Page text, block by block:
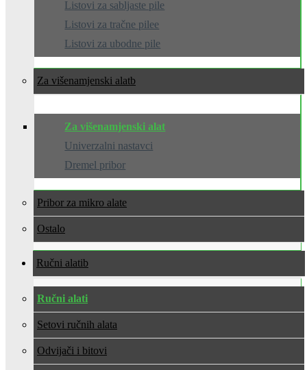
Listovi za sabljaste pile
Listovi za tračne pilee
Listovi za ubodne pile
Za višenamjenski alat
Za višenamjenski alat
Univerzalni nastavci
Dremel pribor
Pribor za mikro alate
Ostalo
Ručni alati
Ručni alati
Setovi ručnih alata
Odvijači i bitovi